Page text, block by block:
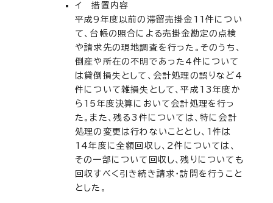
イ 措置内容
平成9年度以前の滞留売掛金11件につい
て、台帳の照合による売掛金勘定の点検
や請求先の現地調査を行った。そのうち、
倒産や所在の不明であった4件について
は貸倒損失として、会計処理の誤りなど4
件について雑損失として、平成13年度か
ら15年度決算において会計処理を行っ
た。また、残る3件については、特に会計
処理の変更は行わないこととし、1件は
14年度に全額回収し、2件については、
その一部について回収し、残りについても
回収すべく引き続き請求・訪問を行うこと
とした。